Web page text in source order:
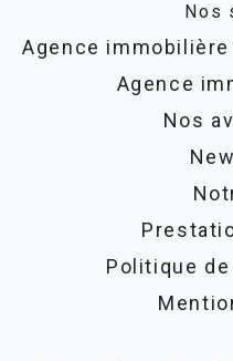
Nos
Agence
Agence
Nos
Politique